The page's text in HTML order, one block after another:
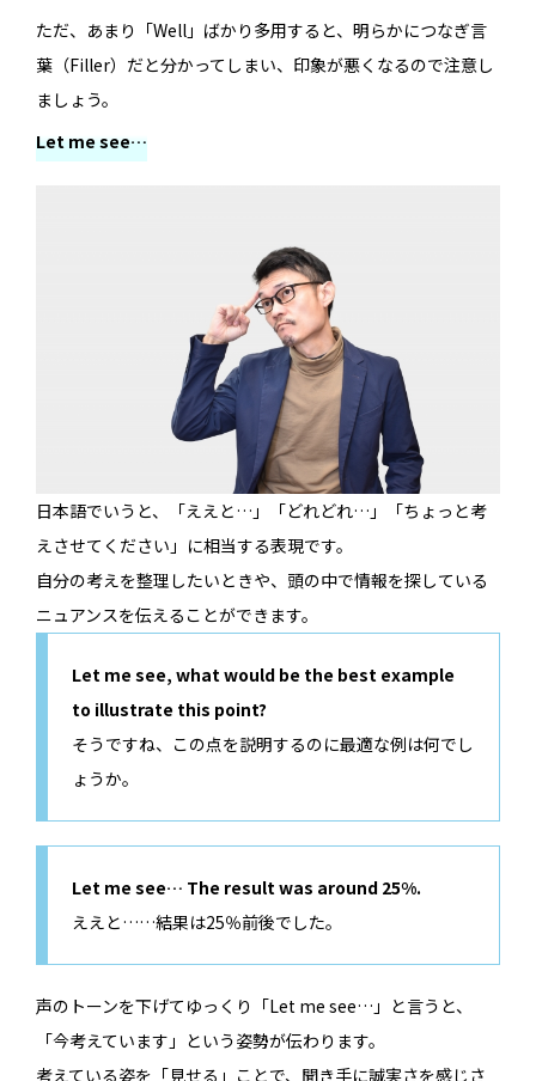
ただ、あまり「Well」ばかり多用すると、明らかにつなぎ言
葉（Filler）だと分かってしまい、印象が悪くなるので注意し
ましょう。
Let me see…
日本語でいうと、「ええと…」「どれどれ…」「ちょっと考
えさせてください」に相当する表現です。
自分の考えを整理したいときや、頭の中で情報を探している
ニュアンスを伝えることができます。
Let me see, what would be the best example
to illustrate this point?
そうですね、この点を説明するのに最適な例は何でし
ょうか。
Let me see… The result was around 25%.
ええと……結果は25％前後でした。
声のトーンを下げてゆっくり「Let me see…」と言うと、
「今考えています」という姿勢が伝わります。
考えている姿を「見せる」ことで、聞き手に誠実さを感じさ